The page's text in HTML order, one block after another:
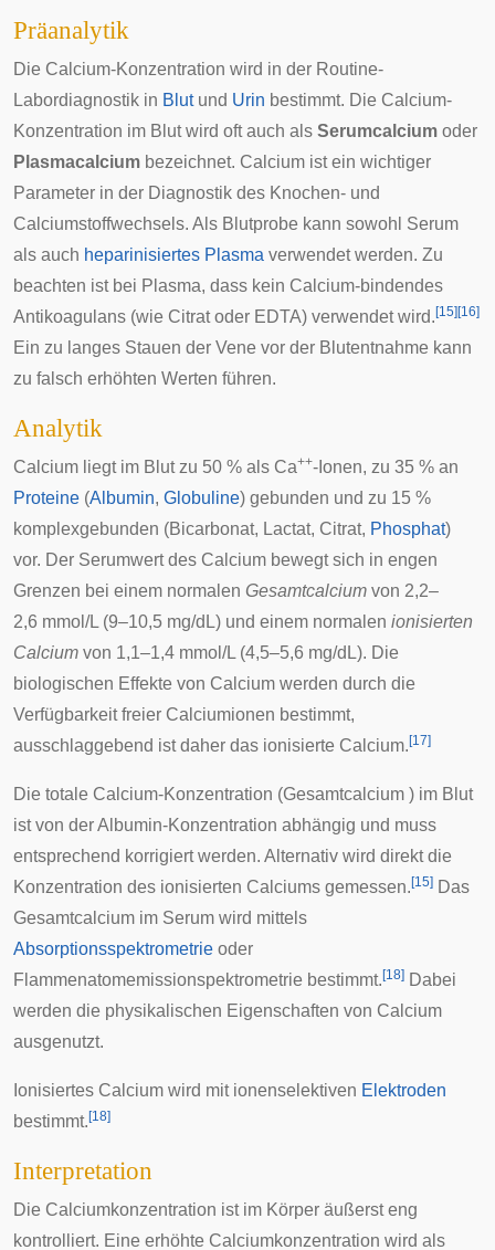
Präanalytik
Die Calcium-Konzentration wird in der Routine-
Labordiagnostik in Blutund Urin bestimmt. Die Calcium-
Konzentration im Blut wird oft auch als Serumcalcium oder
Plasmacalcium bezeichnet. Calcium ist ein wichtiger
Parameter in der Diagnostik des Knochen- und
Calciumstoffwechsels. Als Blutprobe kann sowohl Serum
als auch heparinisiertes Plasma verwendet werden. Zu
beachten ist bei Plasma, dass kein Calcium-bindendes
Antikoagulans (wie Citratoder EDTA) verwendet wird. [15] [16]
Ein zu langes Stauen der Vene vor der Blutentnahme kann
zu falsch erhöhten Werten führen.
Analytik
Calcium liegt im Blut zu 50 % als Ca++-Ionen, zu 35 % an
Proteine (Albumin, Globuline) gebunden und zu 15 %
komplexgebunden (Bicarbonat, Lactat, Citrat, Phosphat)
vor. Der Serumwert des Calcium bewegt sich in engen
Grenzen bei einem normalen Gesamtcalcium von 2,2–
2,6 mmol/L (9–10,5 mg/dL) und einem normalen ionisierten
Calcium von 1,1–1,4 mmol/L (4,5–5,6 mg/dL). Die
biologischen Effekte von Calcium werden durch die
Verfügbarkeit freier Calciumionen bestimmt,
ausschlaggebend ist daher das ionisierte Calcium. [17]
Die totale Calcium-Konzentration (Gesamtcalcium ) im Blut
ist von der Albumin-Konzentration abhängig und muss
entsprechend korrigiert werden. Alternativ wird direkt die
Konzentration des ionisierten Calciums gemessen. [15] Das
Gesamtcalcium im Serum wird mittels
Absorptionsspektrometrie oder
Flammenatomemissionspektrometrie bestimmt. [18] Dabei
werden die physikalischen Eigenschaften von Calcium
ausgenutzt.
Ionisiertes Calcium wird mit ionenselektiven Elektroden
bestimmt. [18]
Interpretation
Die Calciumkonzentration ist im Körper äußerst eng
kontrolliert. Eine erhöhte Calciumkonzentration wird als